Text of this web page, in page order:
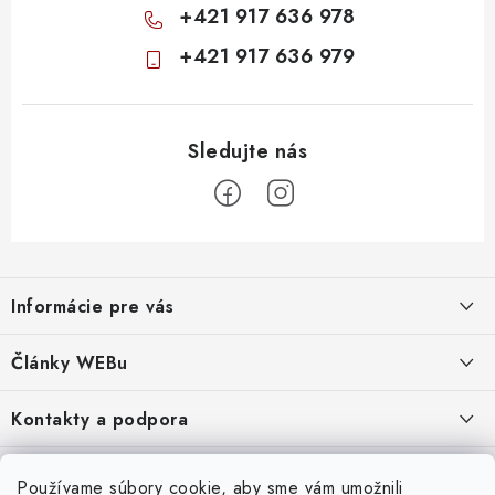
Používame súbory cookie, aby sme vám umožnili
+421 917 636 978
+421 917 636 979
p
ä
e
Informácie pre vás
Obchodné podmienky
Moja objednávka
Odstúpenie od zmluvy
Články WEBu
Dôležité oznamy
16.6.2026
Nákup na splátky
Kontakty a podpora
2.8.2022
Servisné služby